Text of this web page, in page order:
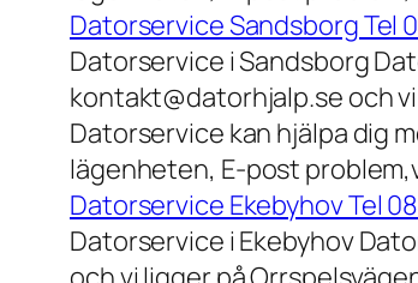
Datorservice Sandsborg Tel
Datorservice i Sandsborg
kontakt@datorhjalp.se och
Datorservice kan hjälpa dig
lägenheten, E-post
Datorservice Ekebyhov Tel 08
Datorservice i Ekebyhov